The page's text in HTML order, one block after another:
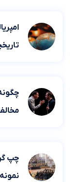
چپ